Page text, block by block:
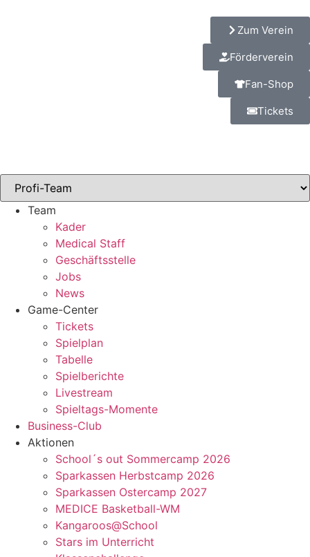
Zum Verein
Förderverein
Fan-Shop
Tickets
Team
Kader
Medical Staff
Geschäftsstelle
Jobs
News
Game-Center
Tickets
Spielplan
Tabelle
Spielberichte
Livestream
Spieltags-Momente
Business-Club
Aktionen
School´s out Sommercamp 2026
Sparkassen Herbstcamp 2026
Sparkassen Ostercamp 2027
MEDICE Basketball-WM
Kangaroos@School
Stars im Unterricht